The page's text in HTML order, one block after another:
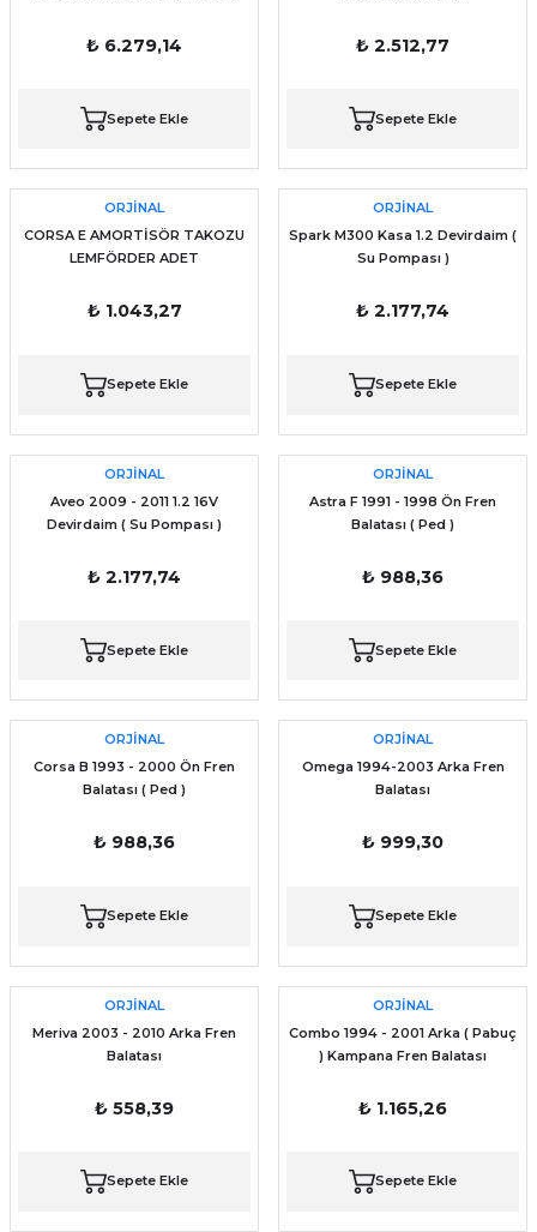
₺ 6.279,14
Sepete Ekle
₺ 2.512,77
Sepete Ekle
ORJİNAL
CORSA E AMORTİSÖR TAKOZU
LEMFÖRDER ADET
₺ 1.043,27
Sepete Ekle
ORJİNAL
Spark M300 Kasa 1.2 Devirdaim (
Su Pompası )
₺ 2.177,74
Sepete Ekle
ORJİNAL
Aveo 2009 - 2011 1.2 16V
Devirdaim ( Su Pompası )
₺ 2.177,74
Sepete Ekle
ORJİNAL
Astra F 1991 - 1998 Ön Fren
Balatası ( Ped )
₺ 988,36
Sepete Ekle
ORJİNAL
Corsa B 1993 - 2000 Ön Fren
Balatası ( Ped )
₺ 988,36
Sepete Ekle
ORJİNAL
Omega 1994-2003 Arka Fren
Balatası
₺ 999,30
Sepete Ekle
ORJİNAL
Meriva 2003 - 2010 Arka Fren
Balatası
₺ 558,39
Sepete Ekle
ORJİNAL
Combo 1994 - 2001 Arka ( Pabuç
) Kampana Fren Balatası
₺ 1.165,26
Sepete Ekle